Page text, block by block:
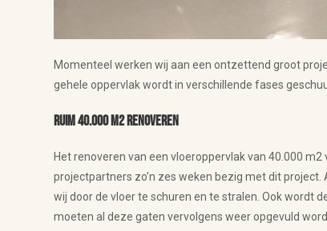
Momenteel werken wij aan een ontzettend groot
gehele oppervlak wordt in verschillende fases
Ruim 40.000 m2 renoveren
Het renoveren van een vloeroppervlak van 40.000
projectpartners zo’n zes weken bezig met dit
wij door de vloer te schuren en te stralen. Ook wordt
moeten al deze gaten vervolgens weer opgevuld